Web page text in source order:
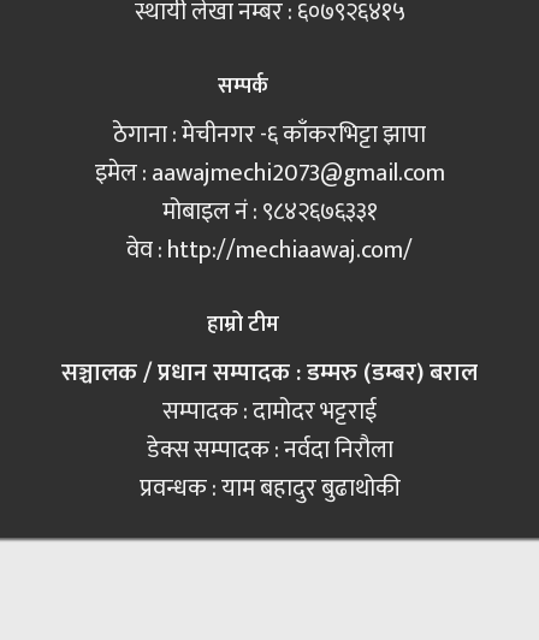
स्थायी लेखा नम्बर : ६०७९२६४१५
सम्पर्क
ठेगाना : मेचीनगर -६ काँकरभिट्टा झापा
इमेल :aawajmechi2073@gmail.com
मोबाइल नं‍ : ९८४२६७६३३१
वेव : http://mechiaawaj.com/
हाम्रो टीम
सञ्चालक / प्रधान सम्पादक : डम्मरु (डम्बर) बराल
सम्पादक : दामोदर भट्टराई
डेक्स सम्पादक : नर्वदा निरौला
प्रवन्धक : याम बहादुर बुढाथोकी